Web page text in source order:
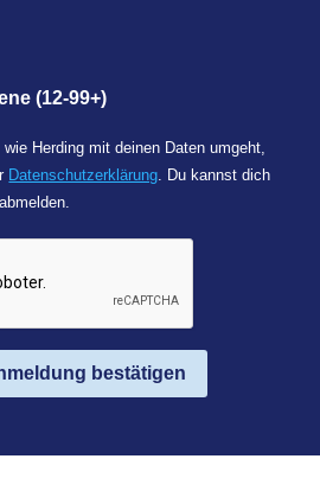
(12-99+)
Herding mit deinen Daten umgeht,
Datenschutzerklärung . Du kannst dich
bestätigen